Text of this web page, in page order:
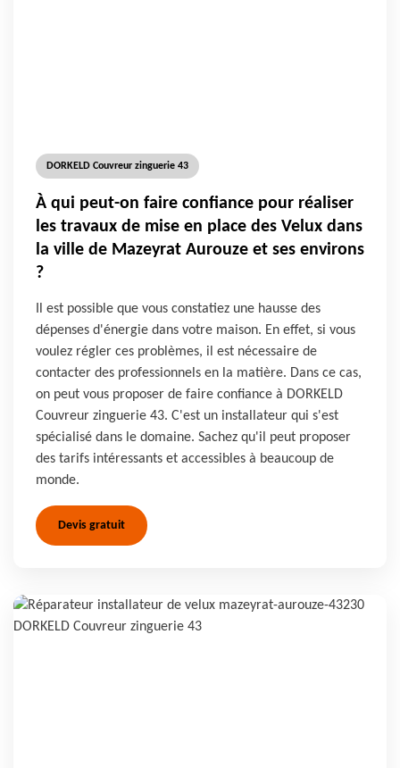
DORKELD Couvreur zinguerie 43
À qui peut-on faire confiance pour réaliser
les travaux de mise en place des Velux dans
la ville de Mazeyrat Aurouze et ses environs
?
Il est possible que vous constatiez une hausse des
dépenses d'énergie dans votre maison. En effet, si vous
voulez régler ces problèmes, il est nécessaire de
contacter des professionnels en la matière. Dans ce cas,
on peut vous proposer de faire confiance à DORKELD
Couvreur zinguerie 43. C'est un installateur qui s'est
spécialisé dans le domaine. Sachez qu'il peut proposer
des tarifs intéressants et accessibles à beaucoup de
monde.
Devis gratuit